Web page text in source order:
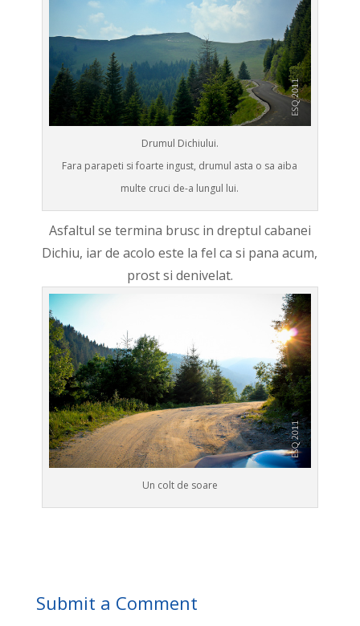
Drumul Dichiului.
Fara parapeti si foarte ingust, drumul asta o sa aiba
multe cruci de-a lungul lui.
Asfaltul se termina brusc in dreptul cabanei
Dichiu, iar de acolo este la fel ca si pana acum,
prost si denivelat.
Un colt de soare
Submit a Comment